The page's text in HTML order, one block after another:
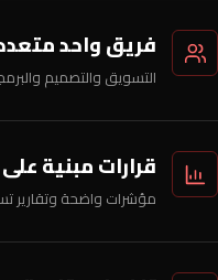
فريق واحد
التسويق والتصميم
قرارات مبنية على
مؤشرات واضحة وتقارير